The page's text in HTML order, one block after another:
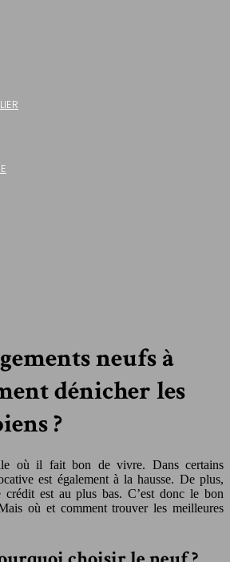
neufs à
dénicher les
?
où il fait bon de vivre. Dans certains
est également à la hausse. De plus,
crédit est au plus bas. C’est donc le bon
où et comment trouver les meilleures